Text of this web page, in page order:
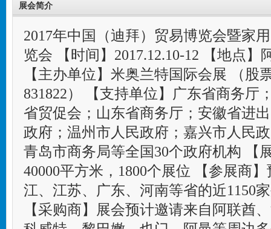
展会简介
2017年中国（迪拜）贸易博览会暨 家
览会 【时间】2017.12.10-12 【地点】
【主办单位】米奥兰特国际会展 （股
831822） 【支持单位】广东省商务厅
省贸促会；山东省商务厅；安徽省进
政府；温州市人民政府；嘉兴市人民
青岛市商务局等全国30个政府机构 【
40000平方米，1800个展位 【参展商
江、江苏、广东、河南等省的近1150
【采购商】展会预计邀请来自阿联酋